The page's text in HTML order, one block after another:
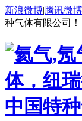
新浪微博|腾讯微博
种气体有限公司！
中国特